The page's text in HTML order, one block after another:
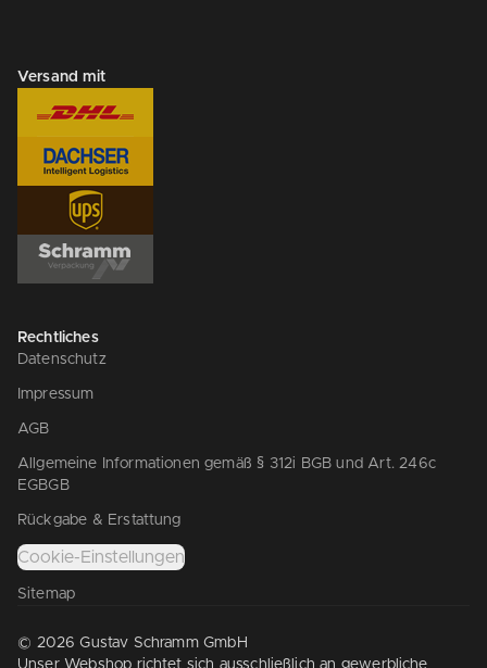
Versand mit
Rechtliches
Datenschutz
Impressum
AGB
Allgemeine Informationen gemäß § 312i BGB und Art. 246c
EGBGB
Rückgabe & Erstattung
Cookie-Einstellungen
Sitemap
© 2026 Gustav Schramm GmbH